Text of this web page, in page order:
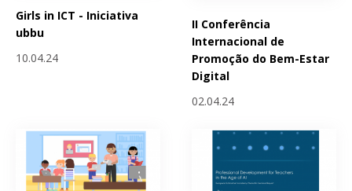
Girls in ICT - Iniciativa
ubbu
10.04.24
II Conferência
Internacional de
Promoção do Bem-Estar
Digital
02.04.24